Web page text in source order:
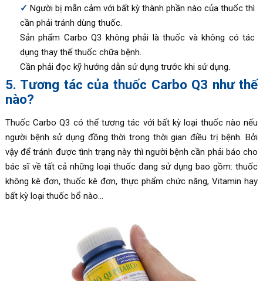
Người bị mẫn cảm với bất kỳ thành phần nào của thuốc thì
cần phải tránh dùng thuốc.
Sản phẩm Carbo Q3 không phải là thuốc và không có tác
dụng thay thế thuốc chữa bệnh.
Cần phải đọc kỹ hướng dẫn sử dụng trước khi sử dụng.
5. Tương tác của thuốc Carbo Q3 như thế
nào?
Thuốc Carbo Q3 có thể tương tác với bất kỳ loại thuốc nào nếu
người bệnh sử dụng đồng thời trong thời gian điều trị bệnh. Bởi
vậy để tránh được tình trạng này thì người bệnh cần phải báo cho
bác sĩ về tất cả những loại thuốc đang sử dụng bao gồm: thuốc
không kê đơn, thuốc kê đơn, thực phẩm chức năng, Vitamin hay
bất kỳ loại thuốc bổ nào…